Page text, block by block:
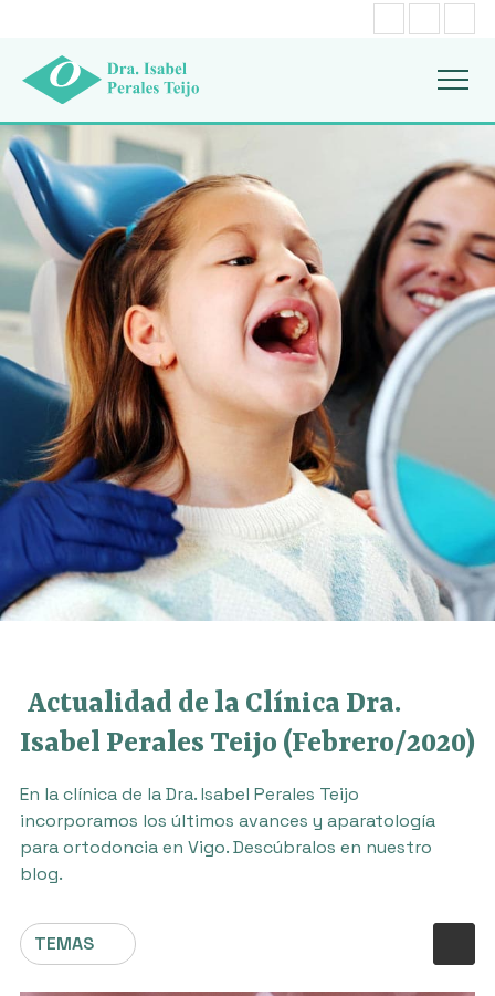
Actualidad de la Clínica Dra.
Isabel Perales Teijo (Febrero/2020)
En la clínica de la Dra. Isabel Perales Teijo
incorporamos los últimos avances y aparatología
para ortodoncia en Vigo. Descúbralos en nuestro
blog.
TEMAS